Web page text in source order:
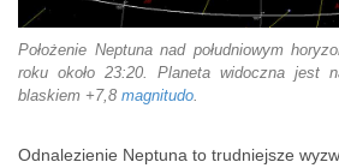
Położenie Neptuna nad południowym
roku około 23:20. Planeta widoczna jest
blaskiem +7,8 magnitudo
Odnalezienie Neptuna to trudniejsze